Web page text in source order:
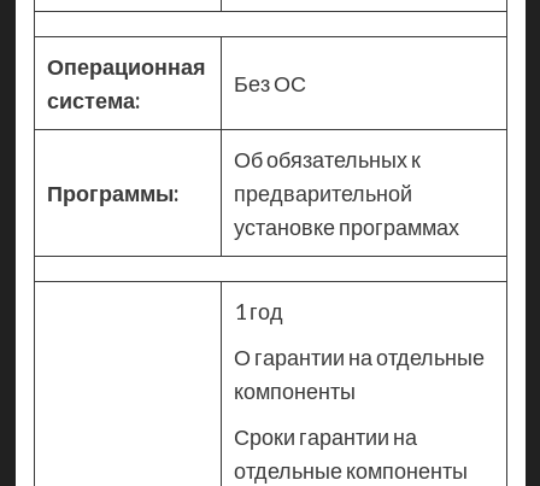
Операционная
система:
Без ОС
Программы:
Об обязательных к
предварительной
установке программах
1 год
О гарантии на отдельные
компоненты
Сроки гарантии на
отдельные компоненты